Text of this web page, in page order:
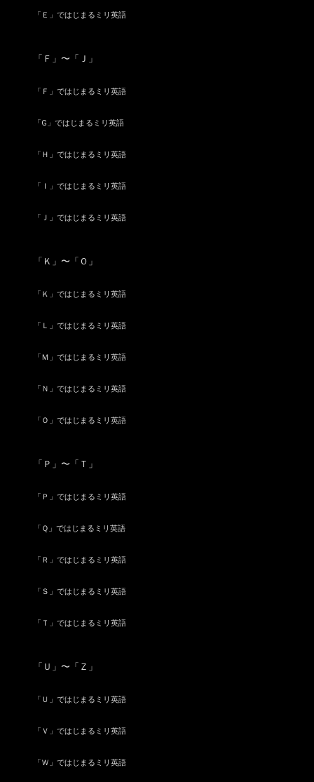
「Ｅ」ではじまるミリ英語
「Ｆ」〜「Ｊ」
「Ｆ」ではじまるミリ英語
「G」ではじまるミリ英語
「Ｈ」ではじまるミリ英語
「Ｉ」ではじまるミリ英語
「Ｊ」ではじまるミリ英語
「Ｋ」〜「Ｏ」
「Ｋ」ではじまるミリ英語
「Ｌ」ではじまるミリ英語
「Ｍ」ではじまるミリ英語
「Ｎ」ではじまるミリ英語
「Ｏ」ではじまるミリ英語
「Ｐ」〜「Ｔ」
「Ｐ」ではじまるミリ英語
「Ｑ」ではじまるミリ英語
「Ｒ」ではじまるミリ英語
「Ｓ」ではじまるミリ英語
「Ｔ」ではじまるミリ英語
「Ｕ」〜「Ｚ」
「Ｕ」ではじまるミリ英語
「Ｖ」ではじまるミリ英語
「Ｗ」ではじまるミリ英語